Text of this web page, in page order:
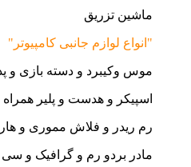
ماشین تزریق
"انواع لوازم جانبی کامپیوتر"
موس وکیبرد و دسته بازی و
اسپیکر و هدست و پلیر همراه
رم ریدر و فلاش مموری و
مادر بردو رم و گرافیک و سی